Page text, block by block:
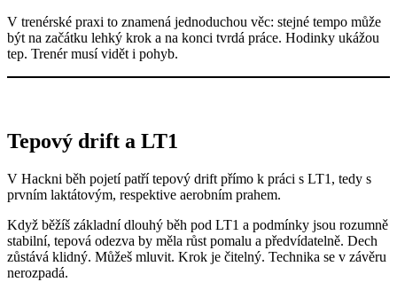
V trenérské praxi to znamená jednoduchou věc: stejné tempo může
být na začátku lehký krok a na konci tvrdá práce. Hodinky ukážou
tep. Trenér musí vidět i pohyb.
Tepový drift a LT1
V Hackni běh pojetí patří tepový drift přímo k práci s LT1, tedy s
prvním laktátovým, respektive aerobním prahem.
Když běžíš základní dlouhý běh pod LT1 a podmínky jsou rozumně
stabilní, tepová odezva by měla růst pomalu a předvídatelně. Dech
zůstává klidný. Můžeš mluvit. Krok je čitelný. Technika se v závěru
nerozpadá.